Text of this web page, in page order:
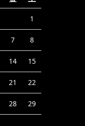
1
7 8
14 15
21 22
28 29